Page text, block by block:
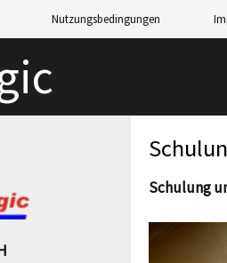
Nutzungsbedingungen
Schulung